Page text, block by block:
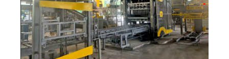
Qunfeng-Ingenieur, Chen Huaikun, lieferte ebenfalls
eine herausragende Leistung und erhielt den dritten
Preis im Wettbewerb. Diese bemerkenswerten
Erfolge unterstreichen Qunfengs starkes
technisches Fachwissen und sein Engagement für